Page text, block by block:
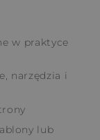
w praktyce
narzędzia i
lub